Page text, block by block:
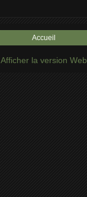
Accueil
Afficher la version Web